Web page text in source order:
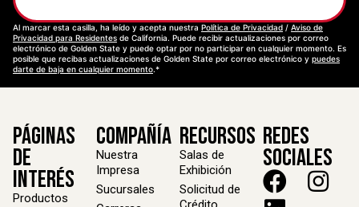
Al marcar esta casilla, ha leído y acepta nuestra Política de Privacidad / Aviso de
Privacidad para Residentes de California. Puede recibir actualizaciones por correo
electrónico de Golden State y puede optar por no participar en cualquier momento. Es
posible que recibas actualizaciones de Golden State por correo electrónico y puedes
darte de baja en cualquier momento.*
Páginas
de
Interés
Productos
Compañía
Nuestra
Impresa
Sucursales
Recursos
Salas de
Exhibición
Solicitud de
Redes
Sociales